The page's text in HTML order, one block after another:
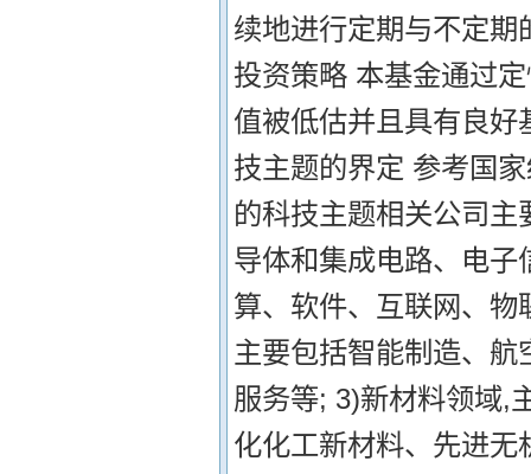
续地进行定期与不定
投资策略 本基金通过
值被低估并且具有良
技主题的界定 参考国
的科技主题相关公司
导体和集成电路、电
算、软件、互联网、
主要包括智能制造、
服务等; 3)新材料领域,
化化工新材料、先进